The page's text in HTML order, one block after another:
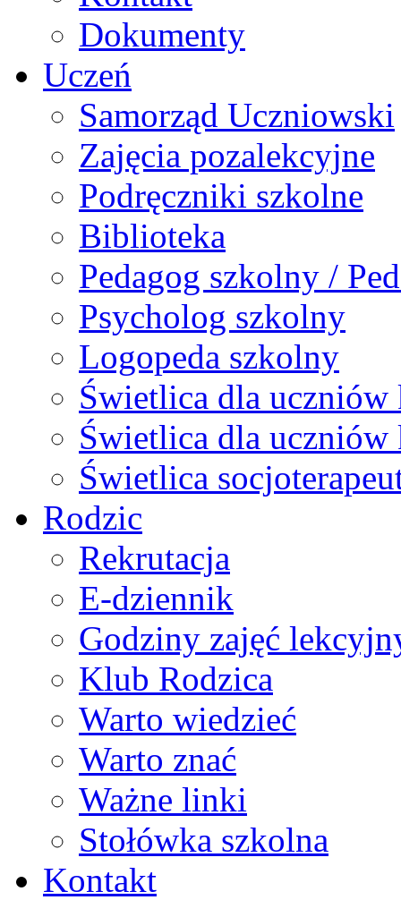
Dokumenty
Uczeń
Samorząd Uczniowski
Zajęcia pozalekcyjne
Podręczniki szkolne
Biblioteka
Pedagog szkolny /
Psycholog szkolny
Logopeda szkolny
Świetlica dla uczniów
Świetlica dla
Świetlica
Rodzic
Rekrutacja
E-dziennik
Godziny zajęć
Klub Rodzica
Warto wiedzieć
Warto znać
Ważne linki
Stołówka szkolna
Kontakt